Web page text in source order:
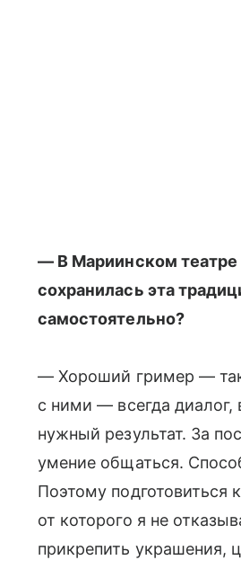
— В Мариинском театре
сохранилась эта
самостоятельно?
— Хороший гример —
с ними — всегда диалог,
нужный результат. За
умение общаться.
Поэтому
от которого я не
прикрепить украшения,